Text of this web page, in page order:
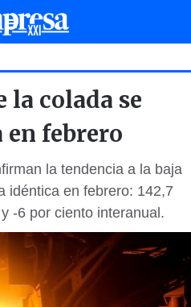
la colada se
febrero
la tendencia a la baja
idéntica en febrero: 142,7
-6 por ciento interanual.